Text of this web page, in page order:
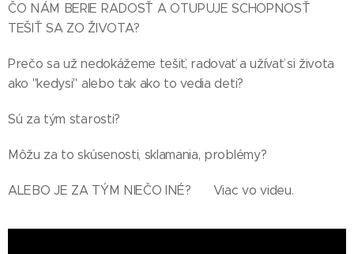
ČO NÁM BERIE RADOSŤ A OTUPUJE SCHOPNOSŤ
TEŠIŤ SA ZO ŽIVOTA?
Prečo sa už nedokážeme tešiť, radovať a užívať si života
ako "kedysi" alebo tak ako to vedia deti?
Sú za tým starosti?
Môžu za to skúsenosti, sklamania, problémy?
ALEBO JE ZA TÝM NIEČO INÉ? Viac vo videu.